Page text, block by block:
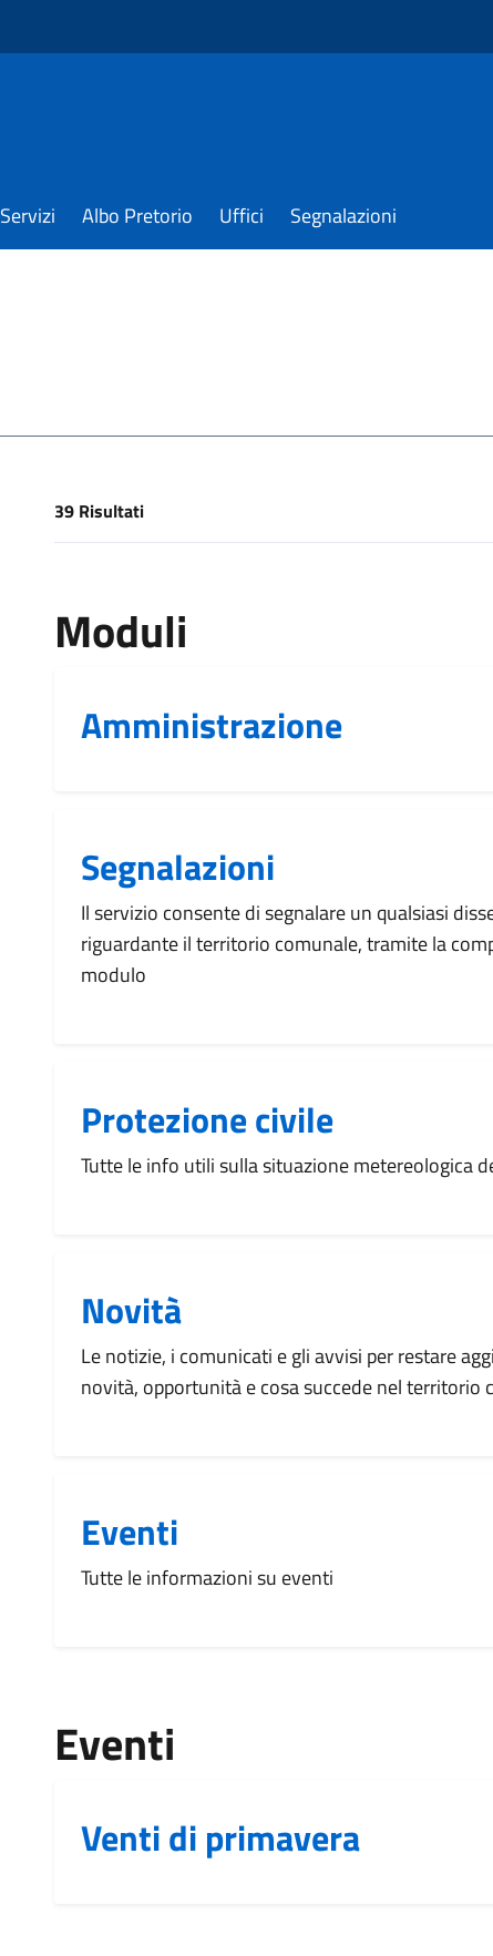
Servizi Albo Pretorio Uffici Segnalazioni
[results] Risultati
39 Risultati
Moduli
Amministrazione
Segnalazioni
Il servizio consente di segnalare un qualsiasi
riguardante il territorio comunale, tramite la
modulo
Protezione civile
Tutte le info utili sulla situazione metereologica
Novità
Le notizie, i comunicati e gli avvisi per restare
novità, opportunità e cosa succede nel territorio
Eventi
Tutte le informazioni su eventi
Eventi
Venti di primavera